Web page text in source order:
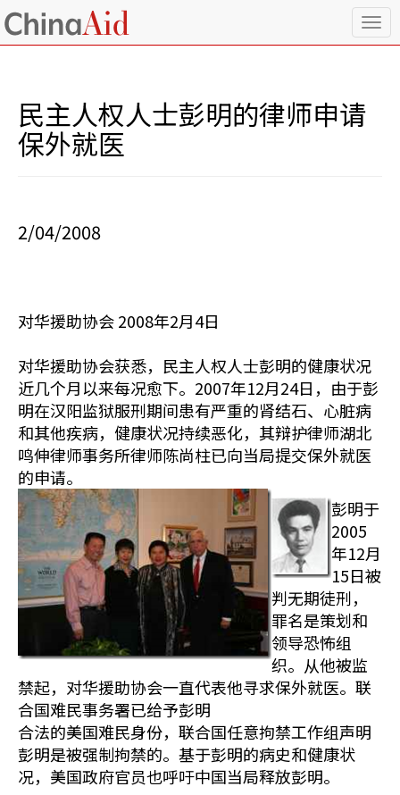
T
o
民主人权人士彭明的律师申请
保外就医
2/04/2008
对华援助协会 2008年2月4日
对华援助协会获悉，民主人权人士彭明的健康状况
近几个月以来每况愈下。2007年12月24日，由于彭
明在汉阳监狱服刑期间患有严重的肾结石、心脏病
和其他疾病，健康状况持续恶化，其辩护律师湖北
鸣伸律师事务所律师陈尚柱已向当局提交保外就医
的申请。
彭明于
2005
年12月
15日被
判无期徒刑，
罪名是策划和
领导恐怖组
织。从他被监
禁起，对华援助协会一直代表他寻求保外就医。联
合国难民事务署已给予彭明
合法的美国难民身份，联合国任意拘禁工作组声明
彭明是被强制拘禁的。基于彭明的病史和健康状
况，美国政府官员也呼吁中国当局释放彭明。